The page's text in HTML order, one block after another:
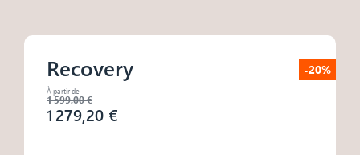
Recovery
À partir de
1 599,00 €
1 279,20 €
-20%